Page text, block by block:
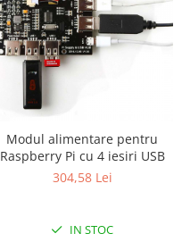
Modul alimentare pentru
Raspberry Pi cu 4 iesiri USB
304,58 Lei
IN STOC